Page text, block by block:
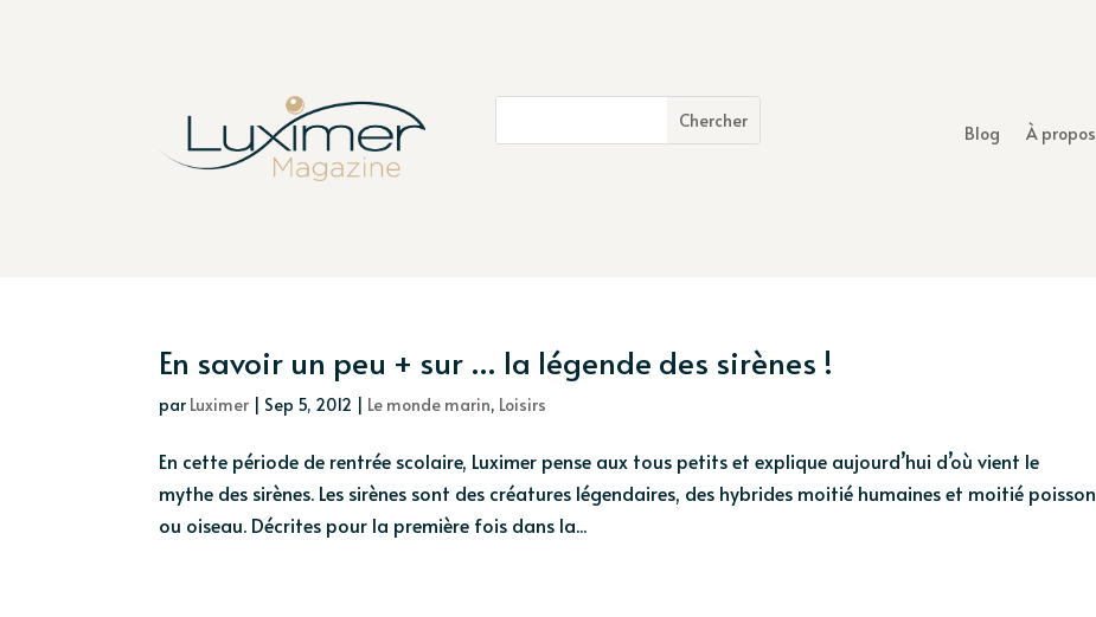
Blog À propos
En savoir un peu + sur … la légende des sirènes !
par Luximer | Sep 5, 2012 | Le monde marin, Loisirs
En cette période de rentrée scolaire, Luximer pense aux tous petits et explique aujourd’hui d’où vient le
mythe des sirènes. Les sirènes sont des créatures légendaires, des hybrides moitié humaines et moitié poisson
ou oiseau. Décrites pour la première fois dans la...